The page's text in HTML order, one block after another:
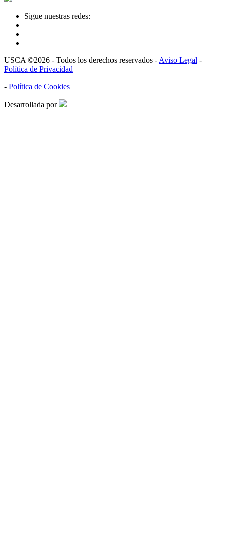
Sigue nuestras redes:
USCA ©2026 - Todos los derechos reservados - Aviso Legal -
Política de Privacidad
- Política de Cookies
Desarrollada por